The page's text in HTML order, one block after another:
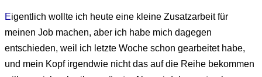
Eigentlich wollte ich heute eine kleine Zusatzarbeit für
meinen Job machen, aber ich habe mich dagegen
entschieden, weil ich letzte Woche schon gearbeitet habe,
und mein Kopf irgendwie nicht das auf die Reihe bekommen